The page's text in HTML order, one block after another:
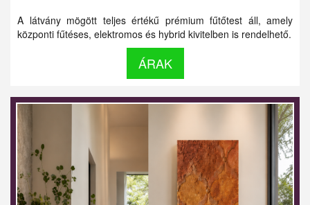
A látvány mögött teljes értékű prémium fűtőtest áll, amely
központi fűtéses, elektromos és hybrid kivitelben is rendelhető.
ÁRAK